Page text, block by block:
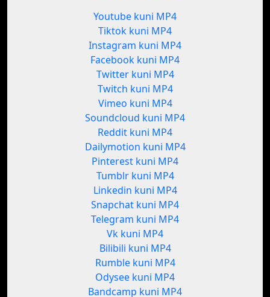
Youtube kuni MP4
Tiktok kuni MP4
Instagram kuni MP4
Facebook kuni MP4
Twitter kuni MP4
Twitch kuni MP4
Vimeo kuni MP4
Soundcloud kuni MP4
Reddit kuni MP4
Dailymotion kuni MP4
Pinterest kuni MP4
Tumblr kuni MP4
Linkedin kuni MP4
Snapchat kuni MP4
Telegram kuni MP4
Vk kuni MP4
Bilibili kuni MP4
Rumble kuni MP4
Odysee kuni MP4
Bandcamp kuni MP4